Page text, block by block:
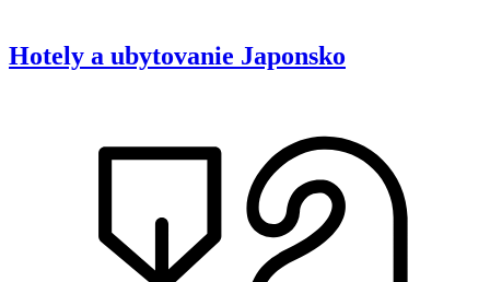
Hotely a ubytovanie Japonsko